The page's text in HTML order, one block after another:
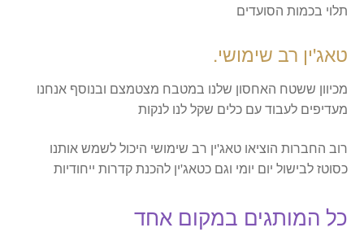
תלוי בכמות הסועדים
טאג'ין רב שימושי.
מכיוון ששטח האחסון שלנו במטבח מצטמצם ובנוסף אנחנו
מעדיפים לעבוד עם כלים שקל לנו לנקות
רוב החברות הוציאו טאג'ין רב שימושי היכול לשמש אותנו
כסוטז לבישול יום יומי וגם כטאג'ין להכנת קדרות ייחודיות
כל המותגים במקום אחד